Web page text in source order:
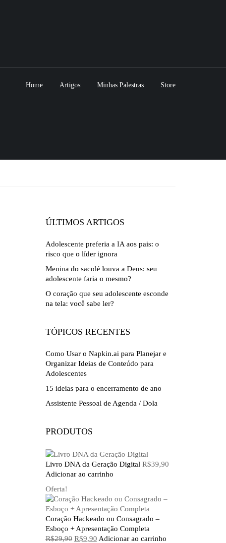
Home Artigos Minhas Palestras Store
ÚLTIMOS ARTIGOS
Adolescente preferia a IA aos pais: o
risco que o líder ignora
Menina do sacolé louva a Deus: seu
adolescente faria o mesmo?
O coração que seu adolescente esconde
na tela: você sabe ler?
TÓPICOS RECENTES
Como Usar o Napkin.ai para Planejar e
Organizar Ideias de Conteúdo para
Adolescentes
15 ideias para o encerramento de ano
Assistente Pessoal de Agenda / Dola
PRODUTOS
Livro DNA da Geração Digital R$39,90
Adicionar ao carrinho
Oferta!
Coração Hackeado ou Consagrado –
Esboço + Apresentação Completa
R$29,90 O
R$9,90OAdicionar ao carrinho